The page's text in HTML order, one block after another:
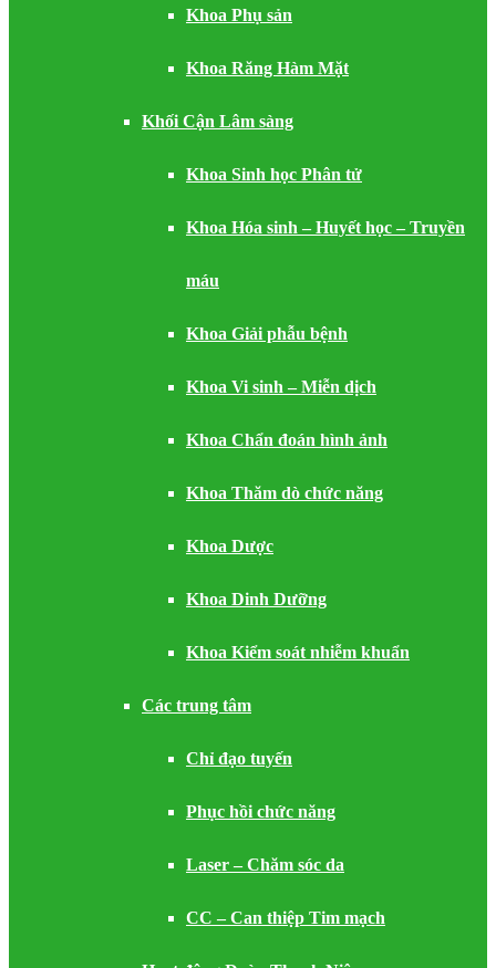
Khoa Phụ sản
Khoa Răng Hàm Mặt
Khối Cận Lâm sàng
Khoa Sinh học Phân tử
Khoa Hóa sinh – Huyết học – Truyền
máu
Khoa Giải phẫu bệnh
Khoa Vi sinh – Miễn dịch
Khoa Chẩn đoán hình ảnh
Khoa Thăm dò chức năng
Khoa Dược
Khoa Dinh Dưỡng
Khoa Kiểm soát nhiễm khuẩn
Các trung tâm
Chỉ đạo tuyến
Phục hồi chức năng
Laser – Chăm sóc da
CC – Can thiệp Tim mạch